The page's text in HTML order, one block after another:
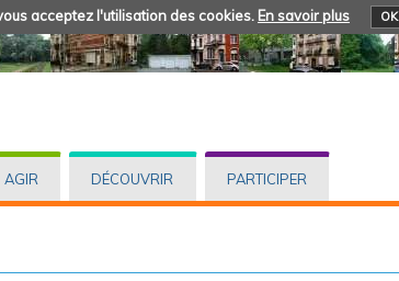
acceptez l'utilisation des cookies. En savoir plus OK
AGIR DÉCOUVRIR PARTICIPER